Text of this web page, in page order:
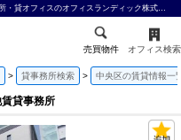
【エミネント人形町ビル 】人形町の賃貸事務所 | 貸事務所・貸オフィスのオフィスランディック株式会社
売買物件 オフィス検索
貸事務所検索 中央区の賃貸情報一
貸事務所